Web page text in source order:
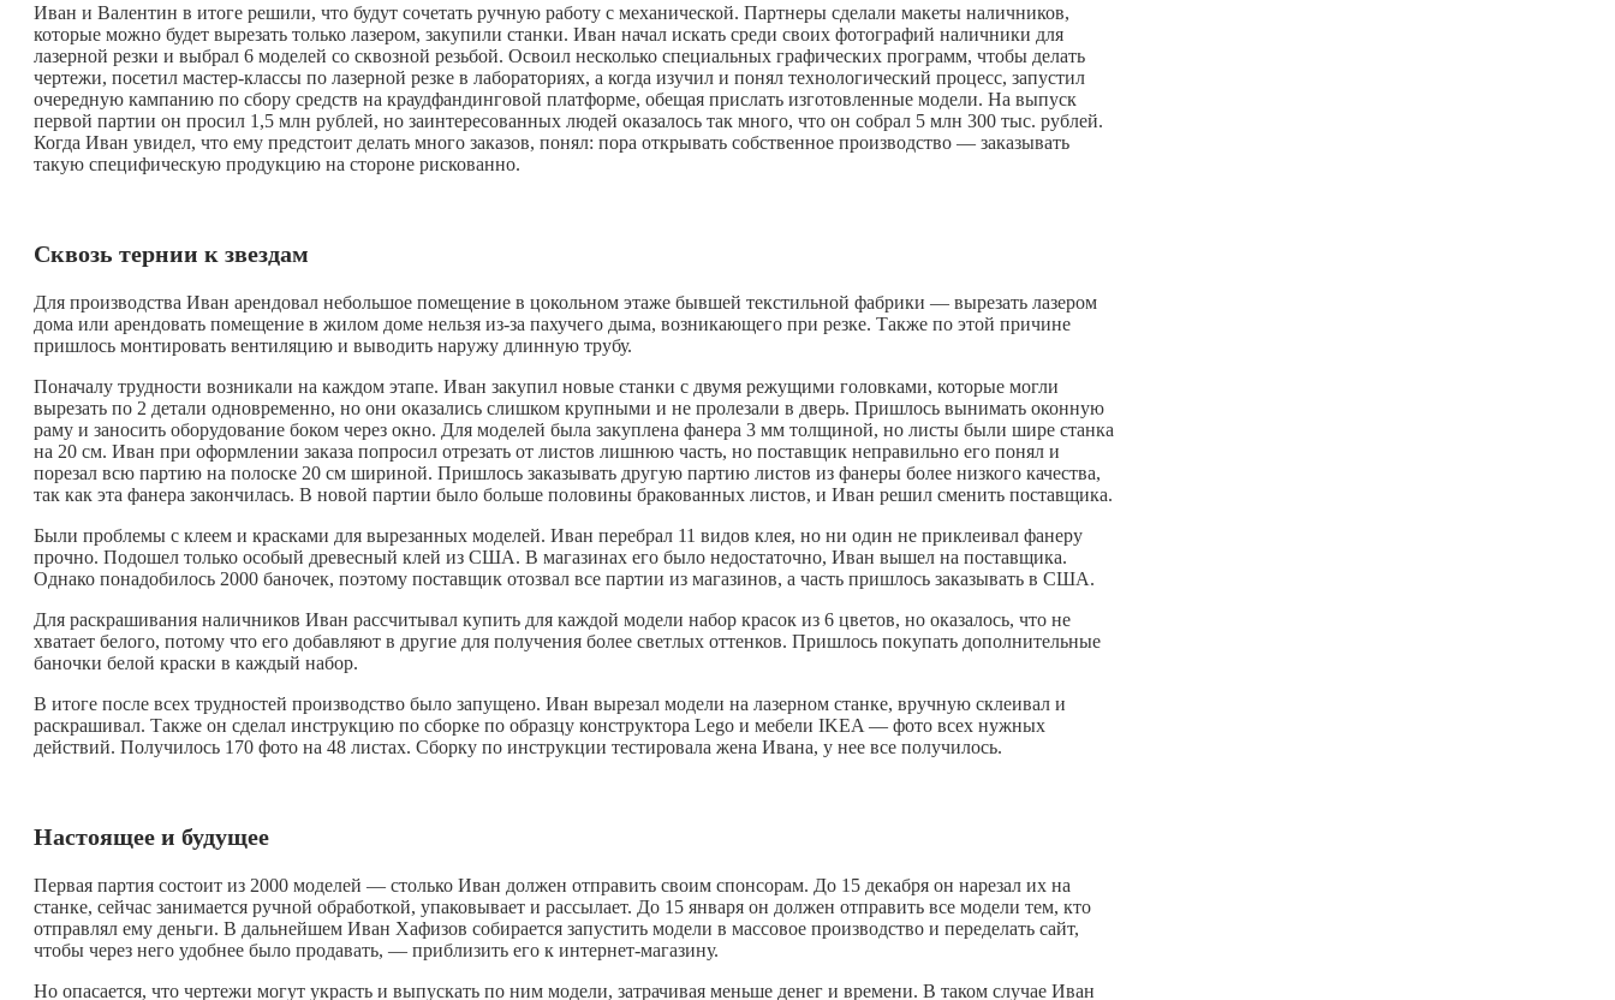
Иван и Валентин в итоге решили, что будут сочетать ручную работу с механической. Партнеры сделали макеты наличников,
которые можно будет вырезать только лазером, закупили станки. Иван начал искать среди своих фотографий наличники для
лазерной резки и выбрал 6 моделей со сквозной резьбой. Освоил несколько специальных графических программ, чтобы делать
чертежи, посетил мастер-классы по лазерной резке в лабораториях, а когда изучил и понял технологический процесс, запустил
очередную кампанию по сбору средств на краудфандинговой платформе, обещая прислать изготовленные модели. На выпуск
первой партии он просил 1,5 млн рублей, но заинтересованных людей оказалось так много, что он собрал 5 млн 300 тыс. рублей.
Когда Иван увидел, что ему предстоит делать много заказов, понял: пора открывать собственное производство — заказывать
такую специфическую продукцию на стороне рискованно.
Сквозь тернии к звездам
Для производства Иван арендовал небольшое помещение в цокольном этаже бывшей текстильной фабрики — вырезать лазером
дома или арендовать помещение в жилом доме нельзя из-за пахучего дыма, возникающего при резке. Также по этой причине
пришлось монтировать вентиляцию и выводить наружу длинную трубу.
Поначалу трудности возникали на каждом этапе. Иван закупил новые станки с двумя режущими головками, которые могли
вырезать по 2 детали одновременно, но они оказались слишком крупными и не пролезали в дверь. Пришлось вынимать оконную
раму и заносить оборудование боком через окно. Для моделей была закуплена фанера 3 мм толщиной, но листы были шире станка
на 20 см. Иван при оформлении заказа попросил отрезать от листов лишнюю часть, но поставщик неправильно его понял и
порезал всю партию на полоске 20 см шириной. Пришлось заказывать другую партию листов из фанеры более низкого качества,
так как эта фанера закончилась. В новой партии было больше половины бракованных листов, и Иван решил сменить поставщика.
Были проблемы с клеем и красками для вырезанных моделей. Иван перебрал 11 видов клея, но ни один не приклеивал фанеру
прочно. Подошел только особый древесный клей из США. В магазинах его было недостаточно, Иван вышел на поставщика.
Однако понадобилось 2000 баночек, поэтому поставщик отозвал все партии из магазинов, а часть пришлось заказывать в США.
Для раскрашивания наличников Иван рассчитывал купить для каждой модели набор красок из 6 цветов, но оказалось, что не
хватает белого, потому что его добавляют в другие для получения более светлых оттенков. Пришлось покупать дополнительные
баночки белой краски в каждый набор.
В итоге после всех трудностей производство было запущено. Иван вырезал модели на лазерном станке, вручную склеивал и
раскрашивал. Также он сделал инструкцию по сборке по образцу конструктора Lego и мебели IKEA — фото всех нужных
действий. Получилось 170 фото на 48 листах. Сборку по инструкции тестировала жена Ивана, у нее все получилось.
Настоящее и будущее
Первая партия состоит из 2000 моделей — столько Иван должен отправить своим спонсорам. До 15 декабря он нарезал их на
станке, сейчас занимается ручной обработкой, упаковывает и рассылает. До 15 января он должен отправить все модели тем, кто
отправлял ему деньги. В дальнейшем Иван Хафизов собирается запустить модели в массовое производство и переделать сайт,
чтобы через него удобнее было продавать, — приблизить его к интернет-магазину.
Но опасается, что чертежи могут украсть и выпускать по ним модели, затрачивая меньше денег и времени. В таком случае Иван